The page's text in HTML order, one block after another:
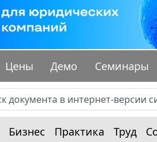
Цены Демо Семинары
Бизнес Практика Труд